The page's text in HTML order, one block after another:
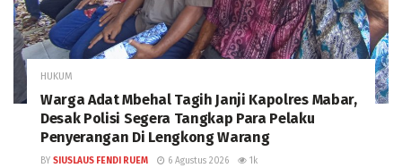
HUKUM
Warga Adat Mbehal Tagih Janji Kapolres Mabar,
Desak Polisi Segera Tangkap Para Pelaku
Penyerangan Di Lengkong Warang
BY SIUSLAUS FENDI RUEM 6 Agustus 2026 1k